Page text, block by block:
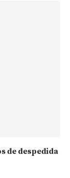
de despedida